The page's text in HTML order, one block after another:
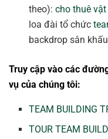
theo):cho thuê
loa đài tổ chức
backdrop sân
Truy cập vào các
vụ của chúng tôi:
TEAM BUILDING
TOUR TEAM